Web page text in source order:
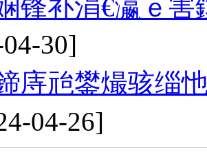
锋补涓€瀛ｅ
30]
庤兘鐢熶骇缁
04-26]